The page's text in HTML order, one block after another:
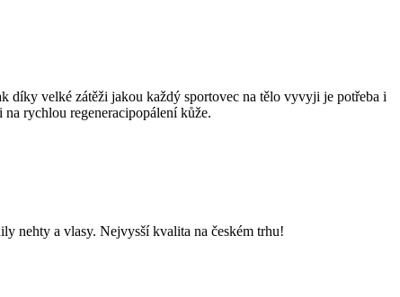
díky velké zátěži jakou každý sportovec na tělo vyvyji je potřeba i
rychlou regeneracipopálení kůže.
nehty a vlasy. Nejvysší kvalita na českém trhu!